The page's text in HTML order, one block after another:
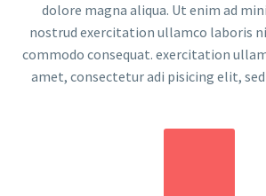
dolore magna aliqua. Ut enim ad
nostrud exercitation ullamco laboris
commodo consequat. exercitation
amet, consectetur adi pisicing elit,